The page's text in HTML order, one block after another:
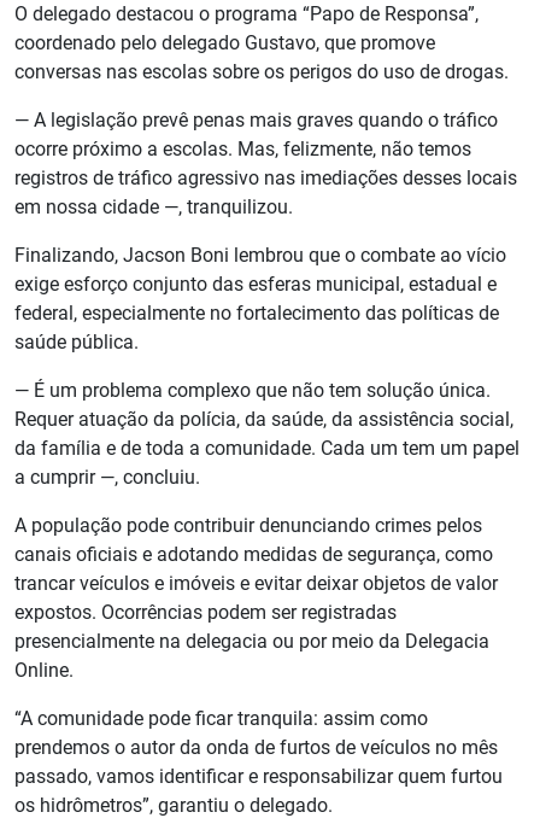
O delegado destacou o programa “Papo de Responsa”,
coordenado pelo delegado Gustavo, que promove
conversas nas escolas sobre os perigos do uso de drogas.
— A legislação prevê penas mais graves quando o tráfico
ocorre próximo a escolas. Mas, felizmente, não temos
registros de tráfico agressivo nas imediações desses locais
em nossa cidade —, tranquilizou.
Finalizando, Jacson Boni lembrou que o combate ao vício
exige esforço conjunto das esferas municipal, estadual e
federal, especialmente no fortalecimento das políticas de
saúde pública.
— É um problema complexo que não tem solução única.
Requer atuação da polícia, da saúde, da assistência social,
da família e de toda a comunidade. Cada um tem um papel
a cumprir —, concluiu.
A população pode contribuir denunciando crimes pelos
canais oficiais e adotando medidas de segurança, como
trancar veículos e imóveis e evitar deixar objetos de valor
expostos. Ocorrências podem ser registradas
presencialmente na delegacia ou por meio da Delegacia
Online.
“A comunidade pode ficar tranquila: assim como
prendemos o autor da onda de furtos de veículos no mês
passado, vamos identificar e responsabilizar quem furtou
os hidrômetros”, garantiu o delegado.